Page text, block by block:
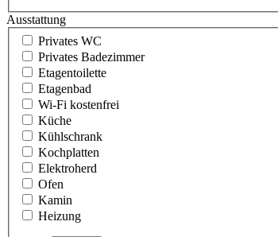
Ausstattung
Privates WC
Privates Badezimmer
Etagentoilette
Etagenbad
Wi-Fi kostenfrei
Küche
Kühlschrank
Kochplatten
Elektroherd
Ofen
Kamin
Heizung